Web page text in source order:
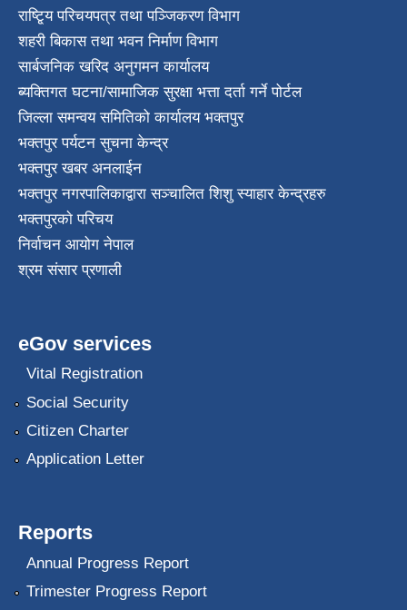
राष्टि्ृय परिचयपत्र तथा पञ्जिकरण विभाग
शहरी बिकास तथा भवन निर्माण विभाग
सार्बजनिक खरिद अनुगमन कार्यालय
ब्यक्तिगत घटना/सामाजिक सुरक्षा भत्ता दर्ता गर्ने पोर्टल
जिल्ला समन्वय समितिको कार्यालय भक्तपुर
भक्तपुर पर्यटन सुचना केन्द्र
भक्तपुर खबर अनलाईन
भक्तपुर नगरपालिकाद्वारा सञ्चालित शिशु स्याहार केन्द्रहरु
भक्तपुरकाे परिचय
निर्वाचन आयोग नेपाल
श्रम संसार प्रणाली
eGov services
Vital Registration
Social Security
Citizen Charter
Application Letter
Reports
Annual Progress Report
Trimester Progress Report